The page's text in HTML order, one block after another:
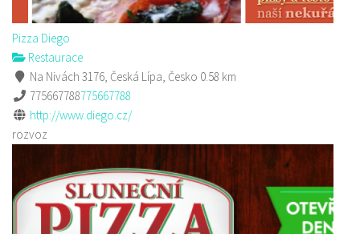
Pizza Diego
Restaurace
Na Nivách 3176, Česká Lípa, Česko 0.58 km
775667788775667788
http://www.diego.cz/
rozvoz